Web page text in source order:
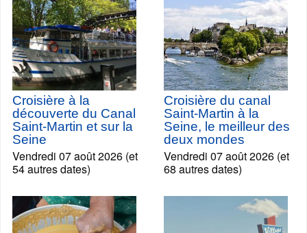
Croisière à la
découverte du Canal
Saint-Martin et sur la
Seine
Vendredi 07 août 2026 (et
54 autres dates)
Croisière du canal
Saint-Martin à la
Seine, le meilleur des
deux mondes
Vendredi 07 août 2026 (et
68 autres dates)